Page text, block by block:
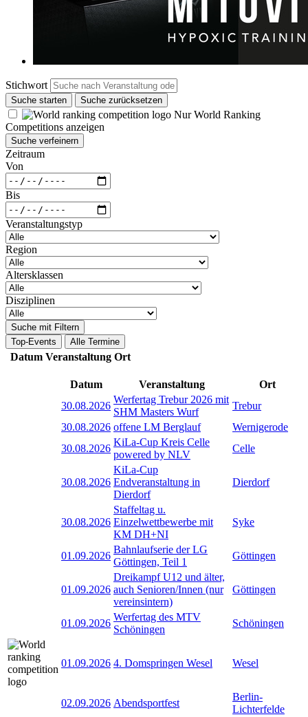
Stichwort
Suche starten Suche zurücksetzen
Nur World Ranking
Competitions anzeigen
Suche verfeinern
Zeitraum
Von
Bis
Veranstaltungstyp
Region
Altersklassen
Disziplinen
Suche mit Filtern
Top-Events
Alle Termine
Datum Veranstaltung Ort
Datum Veranstaltung
Ort
30.08.2026
Werfertag Trebur 2026 mit
SHM Masters Wurf
Trebur
30.08.2026 offene LM Berglauf
Wernigerode
30.08.2026
KiLa-Cup Kreis Celle
powered by NLV
Celle
30.08.2026
KiLa-Cup
Endveranstaltung in
Dierdorf
Dierdorf
30.08.2026
Staffeltag u.
Einzelwettbewerbe mit
KM DH+NI
Syke
01.09.2026
Bahnlaufserie der LG
Göttingen, Teil 1
Göttingen
01.09.2026
Dreikampf U12 und älter,
auch Senioren/Innen (nur
vereinsintern)
Göttingen
01.09.2026
Werfertag des MTV
Schöningen
Schöningen
01.09.2026 4. Domspringen Wesel Wesel
02.09.2026 Abendsportfest
Berlin-
Lichterfelde